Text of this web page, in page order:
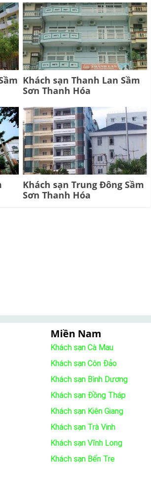
Khách sạn Thanh Lan Sầm
Sơn Thanh Hóa
Khách sạn Trung Đông Sầm
Sơn Thanh Hóa
Miền Nam
Khách sạn Cà Mau
Khách sạn Côn Đảo
Khách sạn Bình Dương
Khách sạn Đồng Tháp
Khách sạn Kiên Giang
Khách sạn Trà Vinh
Khách sạn Vĩnh Long
Khách sạn Bến Tre